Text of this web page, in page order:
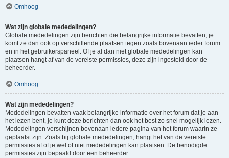
Omhoog
Wat zijn globale mededelingen?
Globale mededelingen zijn berichten die belangrijke informatie bevatten, je
komt ze dan ook op verschillende plaatsen tegen zoals bovenaan ieder forum
en in het gebruikerspaneel. Of je al dan niet globale mededelingen kan
plaatsen hangt af van de vereiste permissies, deze zijn ingesteld door de
beheerder.
Omhoog
Wat zijn mededelingen?
Mededelingen bevatten vaak belangrijke informatie over het forum dat je aan
het lezen bent, je kunt deze berichten dan ook het best zo snel mogelijk lezen.
Mededelingen verschijnen bovenaan iedere pagina van het forum waarin ze
geplaatst zijn. Zoals bij globale mededelingen, hangt het van de vereiste
permissies af of je wel of niet mededelingen kan plaatsen. De benodigde
permissies zijn bepaald door een beheerder.